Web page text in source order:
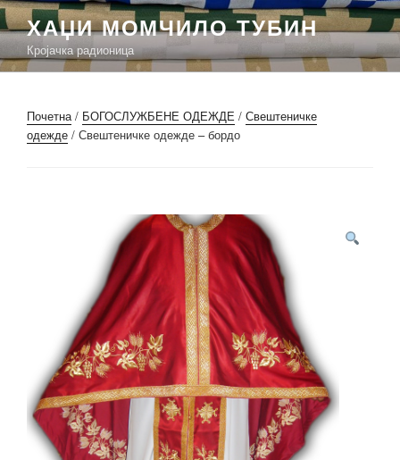
Скочи
на
садржај
ХАЏИ МОМЧИЛО ТУБИН
Кројачка радионица
Почетна / БОГОСЛУЖБЕНЕ ОДЕЖДЕ / Свештеничке
одежде / Свештеничке одежде – бордо